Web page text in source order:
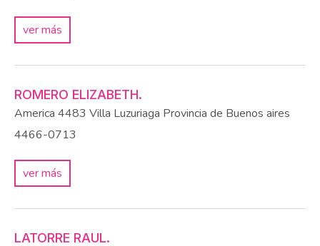
ver más
ROMERO ELIZABETH.
America 4483 Villa Luzuriaga Provincia de Buenos aires
4466-0713
ver más
LATORRE RAUL.